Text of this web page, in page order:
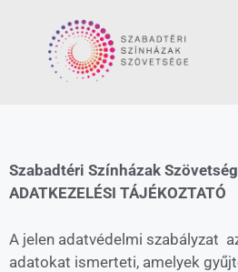
Szabadtéri Színházak
ADATKEZELÉSI TÁJÉKOZTATÓ
A jelen adatvédelmi szabályzat
adatokat ismerteti, amelyek